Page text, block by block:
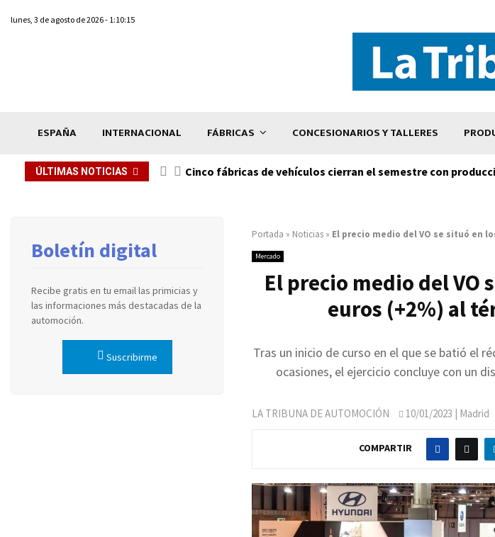
lunes, 3 de agosto de 2026 - 1:10:15
ESPAÑA INTERNACIONAL FÁBRICAS CONCESIONARIOS Y TALLERES
ÚLTIMAS NOTICIAS Cinco fábricas de vehículos cierran el semestre con
Portada » Noticias » El precio medio del VO se situó en
Mercado
El precio medio del VO
euros (+2%) al
Tras un inicio de curso en el que se batió el
ocasiones, el ejercicio concluye con un
LA TRIBUNA DE AUTOMOCIÓN 10/01/2023 | Madrid
COMPARTIR
Boletín digital
Recibe gratis en tu email las primicias y
las informaciones más destacadas de la
automoción.
Suscribirme